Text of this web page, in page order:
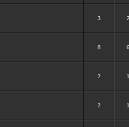
3
8
2
2